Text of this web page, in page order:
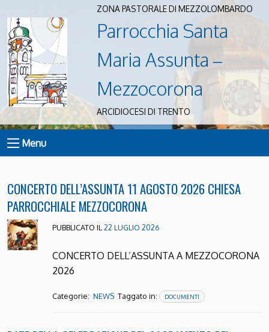
ZONA PASTORALE DI MEZZOLOMBARDO
Parrocchia Santa
Maria Assunta –
Mezzocorona
ARCIDIOCESI DI TRENTO
Menu
CONCERTO DELL’ASSUNTA 11 AGOSTO 2026 CHIESA
PARROCCHIALE MEZZOCORONA
PUBBLICATO IL 22 LUGLIO 2026
CONCERTO DELL’ASSUNTA A MEZZOCORONA
2026
Categorie: NEWS Taggato in: DOCUMENTI